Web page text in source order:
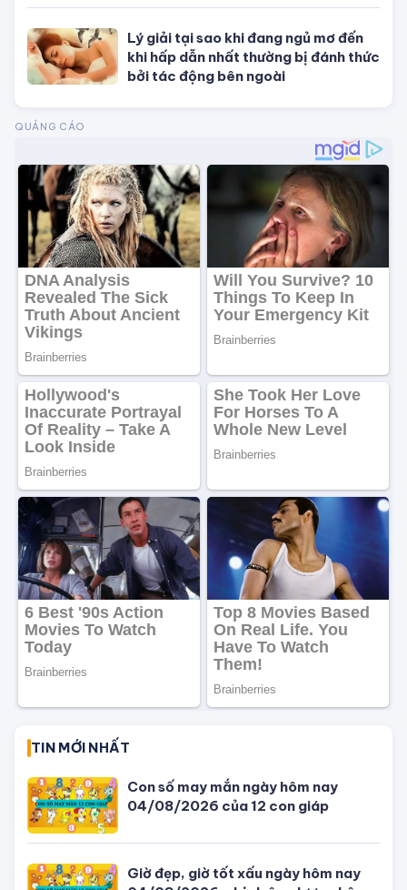
dụng màu sắc ra sao để dễ gặp may
mắn, vạn sự hanh thông?
Lý giải tại sao khi đang ngủ mơ đến
TIN MỚI NHẤT
04/08/2026 của 12 con giáp